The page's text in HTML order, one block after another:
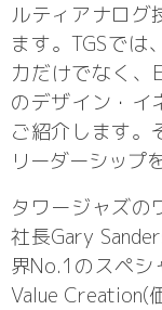
ルティアナログ
ます。TGSでは
力だけでなく、
のデザイン・イ
ご紹介します。
リーダーシップ
タワージャズの
社長Gary
界No.1のスペシ
Value Creation(